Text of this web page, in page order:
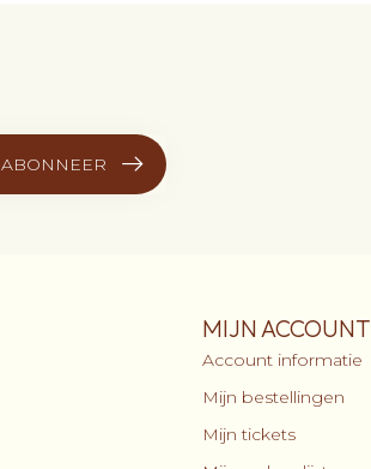
ABONNEER
MIJN ACCOUNT
Account informatie
Mijn bestellingen
Mijn tickets